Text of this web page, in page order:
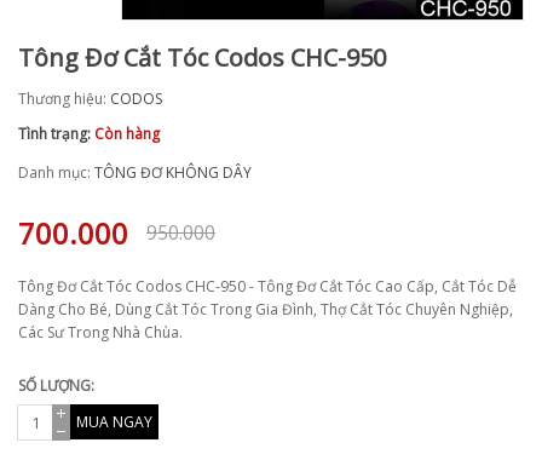
Tông Đơ Cắt Tóc Codos CHC-950
Thương hiệu: CODOS
Tình trạng: Còn hàng
Danh mục: TÔNG ĐƠ KHÔNG DÂY
950.000
700.000
Tông Đơ Cắt Tóc Codos CHC-950 - Tông Đơ Cắt Tóc Cao Cấp, Cắt Tóc Dễ
Dàng Cho Bé, Dùng Cắt Tóc Trong Gia Đình, Thợ Cắt Tóc Chuyên Nghiệp,
Các Sư Trong Nhà Chùa.
SỐ LƯỢNG:
MUA NGAY